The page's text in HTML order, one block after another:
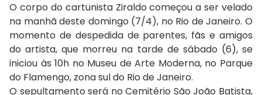
O corpo do cartunista Ziraldo começou a ser velado
na manhã deste domingo (7/4), no Rio de Janeiro. O
momento de despedida de parentes, fãs e amigos
do artista, que morreu na tarde de sábado (6), se
iniciou às 10h no Museu de Arte Moderna, no Parque
do Flamengo, zona sul do Rio de Janeiro.
O sepultamento será no Cemitério São João Batista,